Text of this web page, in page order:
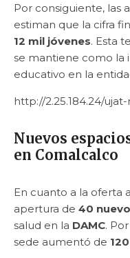
Por consiguiente, las
estiman que la cifra
12 mil jóvenes. Esta
se mantiene como la
educativo en la
http://2.25.184.24/
Nuevos
en Comalcalco
En cuanto a la oferta
apertura de 40
salud en la DAMC.
sede aumentó de